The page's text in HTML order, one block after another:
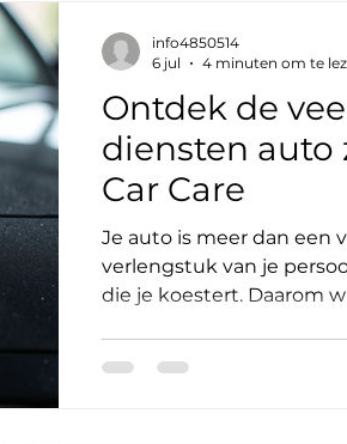
Antwerpen services?
het gro
Ontdek de
diensten auto
Car Care
Je auto is meer dan een
verlengstuk van je
die je koestert. Daarom
diensten die jouw auto
info4850514
6 jul
4 minuten om te